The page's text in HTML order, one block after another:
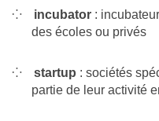
incubator :
des écoles ou privés
startup : sociétés
partie de leur activité